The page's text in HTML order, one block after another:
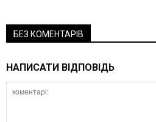
БЕЗ КОМЕНТАРІВ
НАПИСАТИ ВІДПОВІДЬ